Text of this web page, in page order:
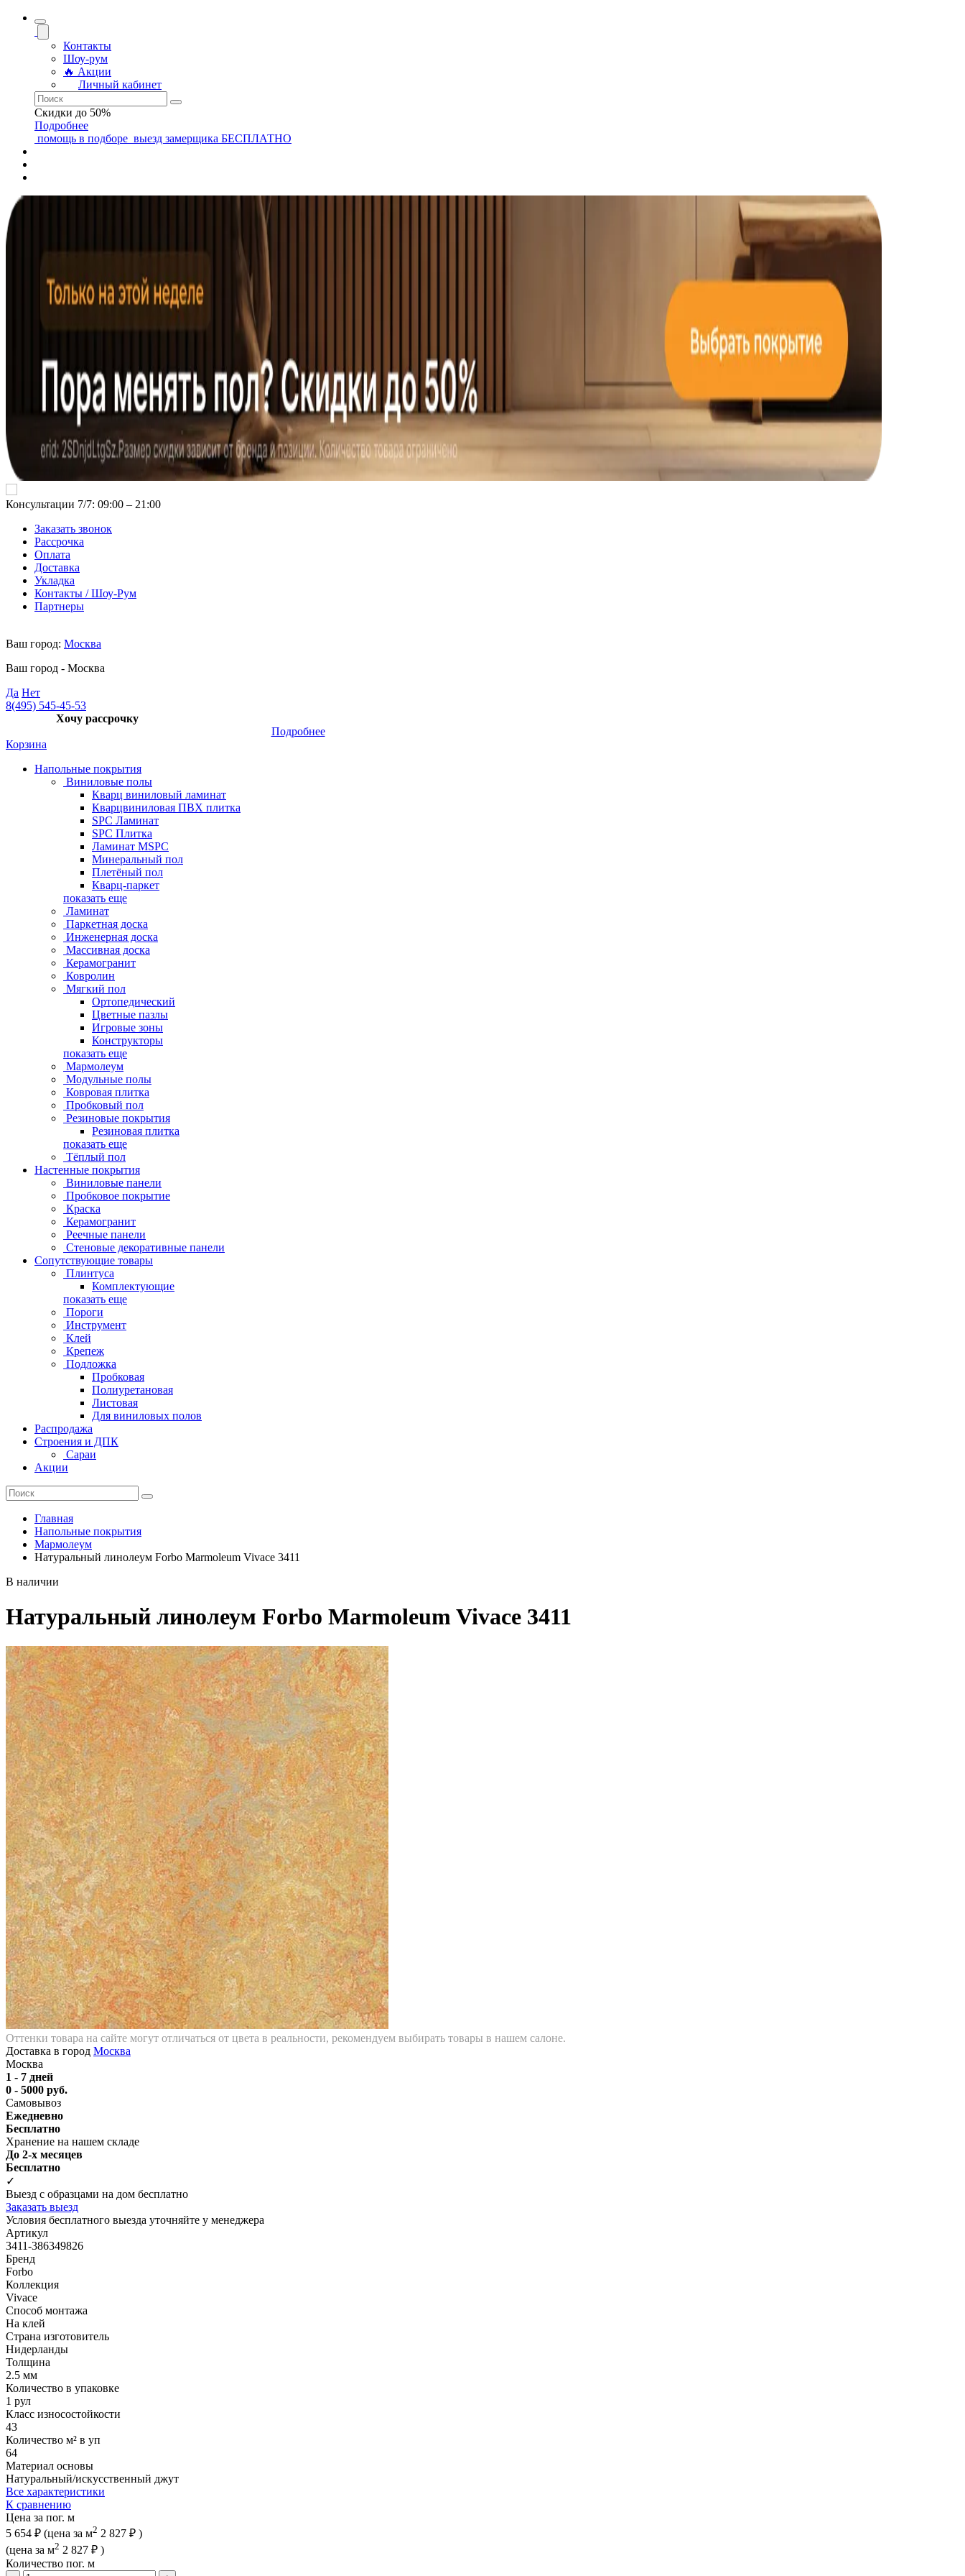
Контакты
Шоу-рум
🔥 Акции
Личный кабинет
Скидки до 50%
Подробнее
помощь в подборе выезд замерщика БЕСПЛАТНО
Консультации 7/7: 09:00 ‒ 21:00
Заказать звонок
Рассрочка
Оплата
Доставка
Укладка
Контакты / Шоу-Рум
Партнеры
Ваш город: Москва
Ваш город - Москва
Да Нет
8(495) 545-45-53
Хочу рассрочку
Подробнее
Корзина
Напольные покрытия
Виниловые полы
Кварц виниловый ламинат
Кварцвиниловая ПВХ плитка
SPC Ламинат
SPC Плитка
Ламинат MSPC
Минеральный пол
Плетёный пол
Кварц-паркет
показать еще
Ламинат
Паркетная доска
Инженерная доска
Массивная доска
Керамогранит
Ковролин
Мягкий пол
Ортопедический
Цветные пазлы
Игровые зоны
Конструкторы
показать еще
Мармолеум
Модульные полы
Ковровая плитка
Пробковый пол
Резиновые покрытия
Резиновая плитка
показать еще
Тёплый пол
Настенные покрытия
Виниловые панели
Пробковое покрытие
Краска
Керамогранит
Реечные панели
Стеновые декоративные панели
Сопутствующие товары
Плинтуса
Комплектующие
показать еще
Пороги
Инструмент
Клей
Крепеж
Подложка
Пробковая
Полиуретановая
Листовая
Для виниловых полов
Распродажа
Строения и ДПК
Сараи
Акции
Главная
Напольные покрытия
Мармолеум
Натуральный линолеум Forbo Marmoleum Vivace 3411
В наличии
Натуральный линолеум Forbo Marmoleum Vivace 3411
Оттенки товара на сайте могут отличаться от цвета в реальности, рекомендуем выбирать товары в нашем салоне.
Доставка в город Москва
Москва
1 - 7 дней
0 - 5000 руб.
Самовывоз
Ежедневно
Бесплатно
Хранение на нашем складе
До 2-х месяцев
Бесплатно
✓
Выезд с образцами на дом бесплатно
Заказать выезд
Условия бесплатного выезда уточняйте у менеджера
Артикул
3411-386349826
Бренд
Forbo
Коллекция
Vivace
Способ монтажа
На клей
Страна изготовитель
Нидерланды
Толщина
2.5 мм
Количество в упаковке
1 рул
Класс износостойкости
43
Количество м² в уп
64
Материал основы
Натуральный/искусственный джут
Все характеристики
К сравнению
Цена за пог. м
5 654 ₽ (цена за м2 2 827 ₽ )
(цена за м2 2 827 ₽ )
Количество пог. м